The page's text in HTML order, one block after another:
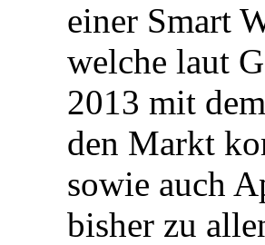
einer Smart
welche laut
2013 mit
den Markt
sowie auch
bisher zu